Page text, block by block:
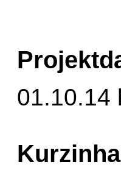
01.10.14